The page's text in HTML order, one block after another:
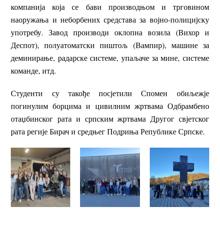
компанија која се бави производњом и трговином
наоружања и неборбених средстава за војно-полицијску
употребу. Завод производи оклопна возила (Вихор и
Деспот), полуатоматски пиштољ (Вампир), машине за
деминирање, радарске системе, упаљаче за мине, системе
команде, итд.
Студенти су такође посјетили Спомен обиљежје
погинулим борцима и цивилним жртвама Одбрамбено
отаџбинског рата и српским жртвама Другог свјетског
рата регије Бирач и средњег Подриња Републике Српске.